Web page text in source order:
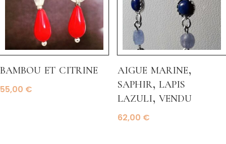
bambou et citrine
55,00 €
aigue marine,
saphir, lapis
lazuli, vendu
62,00 €